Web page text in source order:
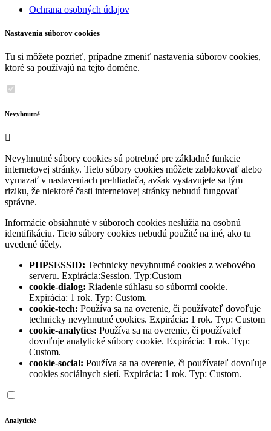
Ochrana osobných údajov
Nastavenia súborov cookies
Tu si môžete pozrieť, prípadne zmeniť nastavenia súborov cookies,
ktoré sa používajú na tejto doméne.
Nevyhnutné
Nevyhnutné súbory cookies sú potrebné pre základné funkcie
internetovej stránky. Tieto súbory cookies môžete zablokovať alebo
vymazať v nastaveniach prehliadača, avšak vystavujete sa tým
riziku, že niektoré časti internetovej stránky nebudú fungovať
správne.
Informácie obsiahnuté v súboroch cookies neslúžia na osobnú
identifikáciu. Tieto súbory cookies nebudú použité na iné, ako tu
uvedené účely.
PHPSESSID: Technicky nevyhnutné cookies z webového
serveru. Expirácia:Session. Typ:Custom
cookie-dialog: Riadenie súhlasu so súbormi cookie.
Expirácia: 1 rok. Typ: Custom.
cookie-tech: Používa sa na overenie, či používateľ dovoľuje
technicky nevyhnutné cookies. Expirácia: 1 rok. Typ: Custom
cookie-analytics: Používa sa na overenie, či používateľ
dovoľuje analytické súbory cookie. Expirácia: 1 rok. Typ:
Custom.
cookie-social: Používa sa na overenie, či používateľ dovoľuje
cookies sociálnych sietí. Expirácia: 1 rok. Typ: Custom.
Analytické